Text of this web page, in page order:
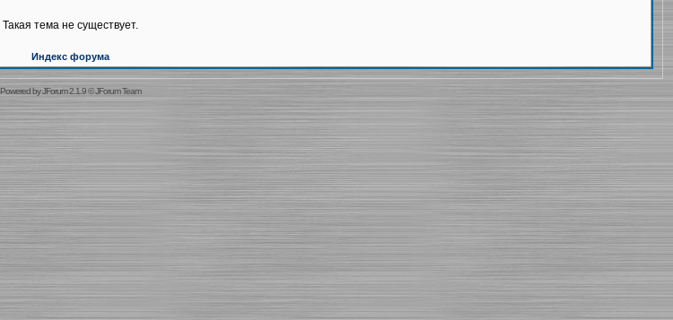
Такая тема не существует.
Индекс форума
Powered byJForum 2.1.9©JForum Team